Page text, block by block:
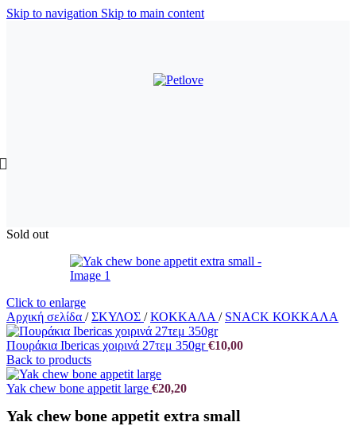
Skip to navigation Skip to main content
Sold out
Click to enlarge
Αρχική σελίδα / ΣΚΥΛΟΣ / ΚΟΚΚΑΛΑ / SNACK ΚΟΚΚΑΛΑ
Πουράκια Ibericas χοιρινά 27τεμ 350gr€10,00
Back to products
Yak chew bone appetit large €20,20
Yak chew bone appetit extra small